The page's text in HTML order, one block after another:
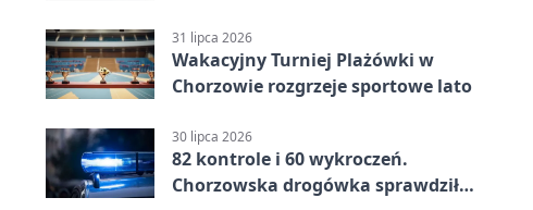
31 lipca 2026
Wakacyjny Turniej Plażówki w
Chorzowie rozgrzeje sportowe lato
30 lipca 2026
82 kontrole i 60 wykroczeń.
Chorzowska drogówka sprawdziła